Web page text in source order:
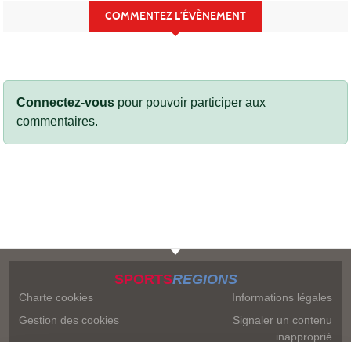
COMMENTEZ L’ÉVÈNEMENT
Connectez-vous pour pouvoir participer aux
commentaires.
SPORTSREGIONS
Charte cookies
Gestion des cookies
Informations légales
Signaler un contenu
inapproprié